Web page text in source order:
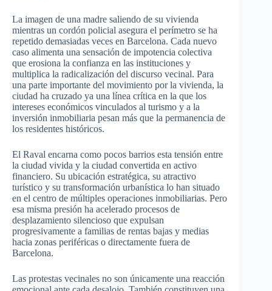
La imagen de una madre saliendo de su vivienda
mientras un cordón policial asegura el perímetro se ha
repetido demasiadas veces en Barcelona. Cada nuevo
caso alimenta una sensación de impotencia colectiva
que erosiona la confianza en las instituciones y
multiplica la radicalización del discurso vecinal. Para
una parte importante del movimiento por la vivienda, la
ciudad ha cruzado ya una línea crítica en la que los
intereses económicos vinculados al turismo y a la
inversión inmobiliaria pesan más que la permanencia de
los residentes históricos.
El Raval encarna como pocos barrios esta tensión entre
la ciudad vivida y la ciudad convertida en activo
financiero. Su ubicación estratégica, su atractivo
turístico y su transformación urbanística lo han situado
en el centro de múltiples operaciones inmobiliarias. Pero
esa misma presión ha acelerado procesos de
desplazamiento silencioso que expulsan
progresivamente a familias de rentas bajas y medias
hacia zonas periféricas o directamente fuera de
Barcelona.
Las protestas vecinales no son únicamente una reacción